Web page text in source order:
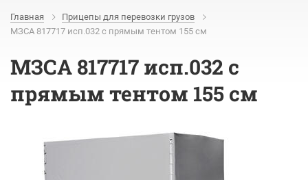
Главная
Прицепы для перевозки грузов
МЗСА 817717 исп.032 с прямым тентом 155 см
МЗСА 817717 исп.032 с
прямым тентом 155 см